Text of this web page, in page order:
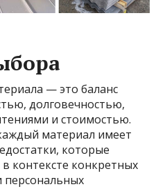
— это баланс
долговечностью,
и стоимостью.
материал имеет
которые
контексте конкретных
персональных